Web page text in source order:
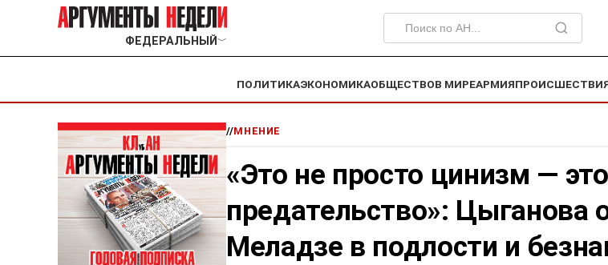
ФЕДЕРАЛЬНЫЙ ﹀
ПОЛИТИКАЭКОНОМИКАОБЩЕСТВОВ МИРЕАРМИЯ
//МНЕНИЕ
«Это не просто цинизм — это
предательство»: Цыганова
Меладзе в подлости и